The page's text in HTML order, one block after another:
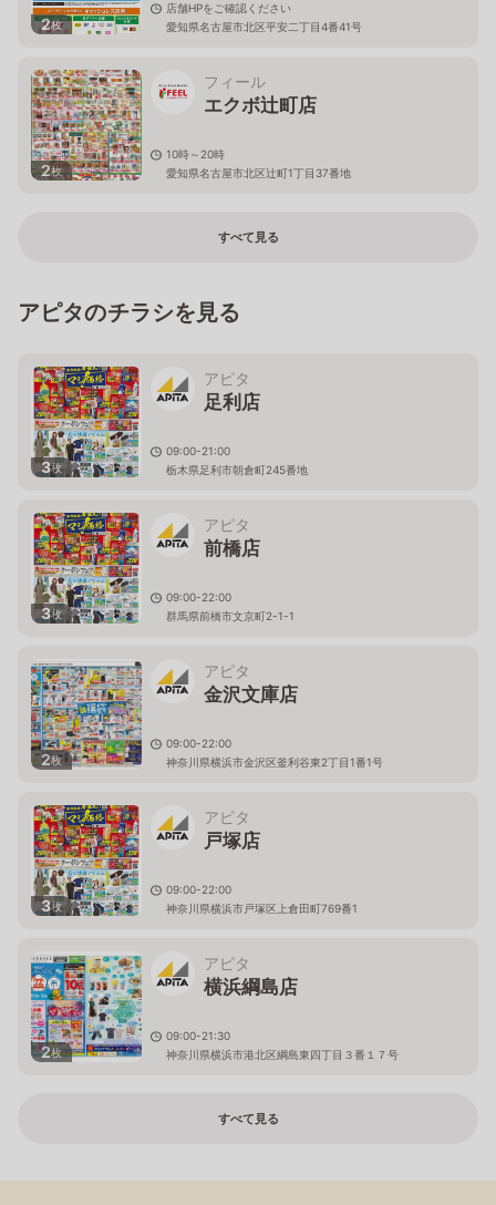
2枚
店舗HPをご確認ください
愛知県名古屋市北区平安二丁目4番41号
2枚
フィール
エクボ辻町店
10時～20時
愛知県名古屋市北区辻町1丁目37番地
すべて見る
アピタのチラシを見る
3枚
アピタ
足利店
09:00-21:00
栃木県足利市朝倉町245番地
3枚
アピタ
前橋店
09:00-22:00
群馬県前橋市文京町2-1-1
2枚
アピタ
金沢文庫店
09:00-22:00
神奈川県横浜市金沢区釜利谷東2丁目1番1号
3枚
アピタ
戸塚店
09:00-22:00
神奈川県横浜市戸塚区上倉田町769番1
2枚
アピタ
横浜綱島店
09:00-21:30
神奈川県横浜市港北区綱島東四丁目３番１７号
すべて見る